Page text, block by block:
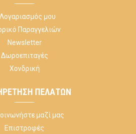
μου
Παραγγελιών
Newsletter
Δωροεπιταγές
Χονδρική
ΠΕΛΑΤΏΝ
μαζί μας
Επιστροφές